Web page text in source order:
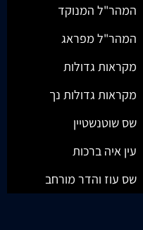
המהר"ל המנוקד
המהר"ל מפראג
מקראות גדולות
מקראות גדולות נך
שס שוטנשטיין
עין איה ברכות
שס עוז והדר מורחב